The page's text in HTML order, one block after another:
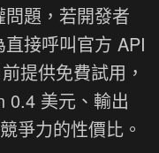
題，若開發者
接呼叫官方 API
提供免費試用，
0.4 美元、輸出
爭力的性價比。